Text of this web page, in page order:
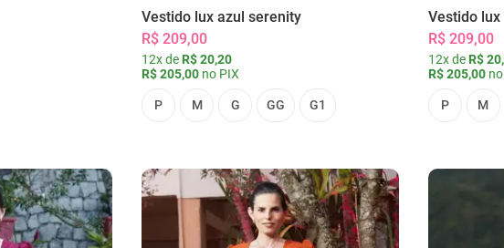
Vestido lux azul serenity
R$ 209,00
12x de R$ 20,20
R$ 205,00 no PIX
P M G GG G1
Vestido
R$ 209,00
12x de R$
R$ 205,00no
P M